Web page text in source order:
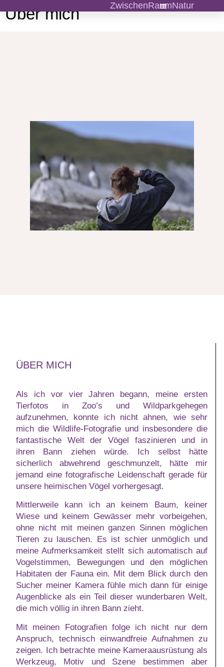
ZwischenRaumNatur
Über mich
ÜBER MICH
Als ich vor vier Jahren begann, meine ersten
Tierfotos in Zoo’s und Wildparkgehegen
aufzunehmen, konnte ich nicht ahnen, wie sehr
mich die Wildlife-Fotografie und insbesondere die
fantastische Welt der Vögel faszinieren und in
ihren Bann ziehen würde. Ich selbst hätte
sicherlich abwehrend geschmunzelt, hätte mir
jemand eine fotografische Leidenschaft gerade für
unsere heimischen Vögel vorhergesagt.
Mittlerweile kann ich an keinem Baum, keiner
Wiese und keinem Gewässer mehr vorbeigehen,
ohne nicht mit meinen ganzen Sinnen möglichen
Tieren zu lauschen. Es ist schier unmöglich und
meine Aufmerksamkeit stellt sich automatisch auf
Vogelstimmen, Bewegungen und den möglichen
Habitaten der Fauna ein. Mit dem Blick durch den
Sucher meiner Kamera fühle mich dann für einige
Augenblicke als ein Teil dieser wunderbaren Welt,
die mich völlig in ihren Bann zieht.
Mit meinen Fotografien folge ich nicht nur dem
Anspruch, technisch einwandfreie Aufnahmen zu
zeigen. Ich betrachte meine Kameraausrüstung als
Werkzeug, Motiv und Szene bestimmen aber